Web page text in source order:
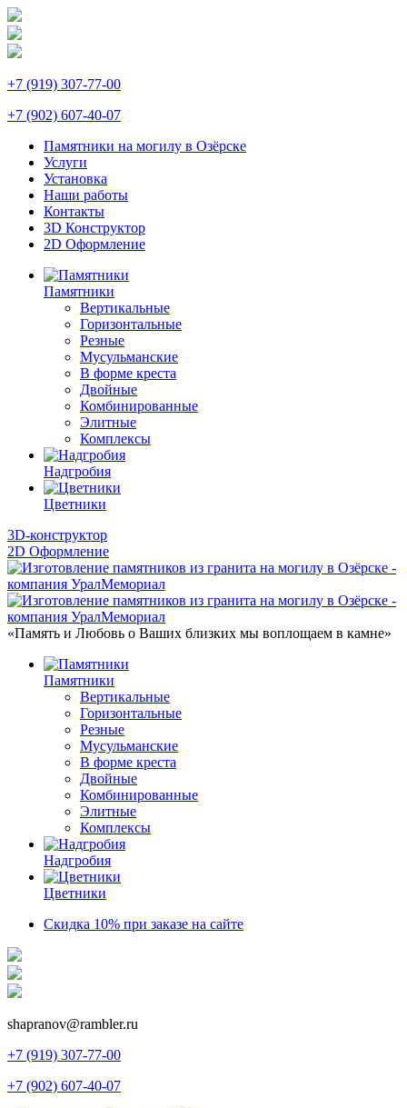
+7 (919) 307-77-00
+7 (902) 607-40-07
Памятники на могилу в Озёрске
Услуги
Установка
Наши работы
Контакты
3D Конструктор
2D Оформление
Памятники
Вертикальные
Горизонтальные
Резные
Мусульманские
В форме креста
Двойные
Комбинированные
Элитные
Комплексы
Надгробия
Цветники
3D-конструктор
2D Оформление
«Память и Любовь о Ваших близких мы воплощаем в камне»
Памятники
Вертикальные
Горизонтальные
Резные
Мусульманские
В форме креста
Двойные
Комбинированные
Элитные
Комплексы
Надгробия
Цветники
Скидка 10% при заказе на сайте
shapranov@rambler.ru
+7 (919) 307-77-00
+7 (902) 607-40-07